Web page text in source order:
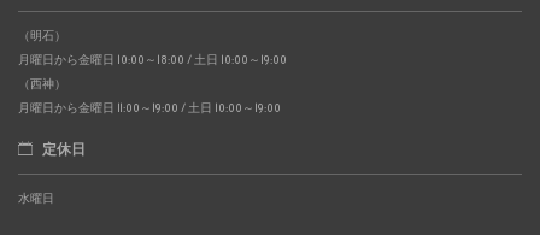
（明石）
月曜日から金曜日 10:00～18:00 / 土日 10:00～19:00
（西神）
月曜日から金曜日 11:00～19:00 / 土日 10:00～19:00
定休日
水曜日